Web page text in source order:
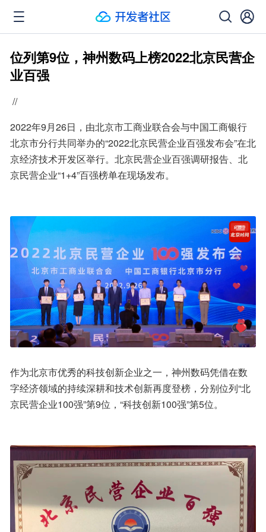
位列第9位，神州数码上榜2022北京民营企
业百强
//
2022年9月26日，由北京市工商业联合会与中国工商银行
北京市分行共同举办的“2022北京民营企业百强发布会”在北
京经济技术开发区举行。北京民营企业百强调研报告、北
京民营企业“1+4”百强榜单在现场发布。
作为北京市优秀的科技创新企业之一，神州数码凭借在数
字经济领域的持续深耕和技术创新再度登榜，分别位列“北
京民营企业100强”第9位，“科技创新100强”第5位。